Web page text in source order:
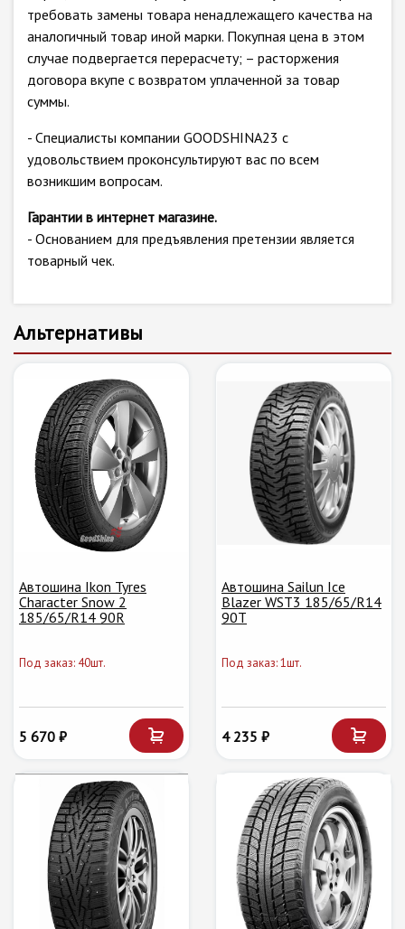
требовать замены товара ненадлежащего качества на
аналогичный товар иной марки. Покупная цена в этом
случае подвергается перерасчету; – расторжения
договора вкупе с возвратом уплаченной за товар
суммы.
- Специалисты компании GOODSHINA23 с
удовольствием проконсультируют вас по всем
возникшим вопросам.
Гарантии в интернет магазине.
- Основанием для предъявления претензии является
товарный чек.
Альтернативы
Автошина Ikon Tyres
Character Snow 2
185/65/R14 90R
Под заказ: 40шт.
5 670 ₽
Автошина Sailun Ice
Blazer WST3 185/65/R14
90T
Под заказ: 1шт.
4 235 ₽